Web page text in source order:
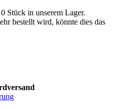
Stück in unserem Lager.
bestellt wird, könnte dies das